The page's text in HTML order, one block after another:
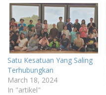
Satu Kesatuan Yang Saling
Terhubungkan
March 18, 2024
In "artikel"